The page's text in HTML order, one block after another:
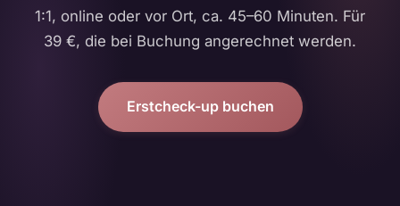
1:1, online oder vor Ort, ca. 45–60 Minuten. Für
39 €, die bei Buchung angerechnet werden.
Erstcheck-up buchen